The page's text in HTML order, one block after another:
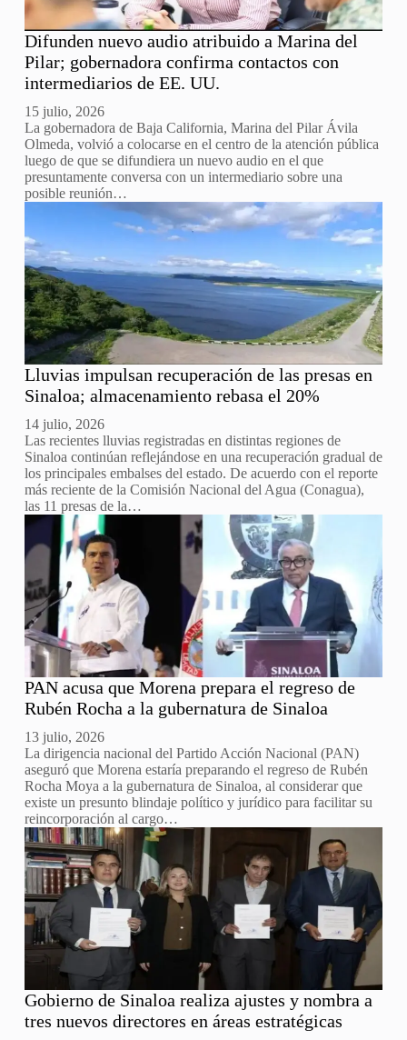
Difunden nuevo audio atribuido a Marina del
Pilar; gobernadora confirma contactos con
intermediarios de EE. UU.
15 julio, 2026
La gobernadora de Baja California, Marina del Pilar Ávila
Olmeda, volvió a colocarse en el centro de la atención pública
luego de que se difundiera un nuevo audio en el que
presuntamente conversa con un intermediario sobre una
posible reunión…
Lluvias impulsan recuperación de las presas en
Sinaloa; almacenamiento rebasa el 20%
14 julio, 2026
Las recientes lluvias registradas en distintas regiones de
Sinaloa continúan reflejándose en una recuperación gradual de
los principales embalses del estado. De acuerdo con el reporte
más reciente de la Comisión Nacional del Agua (Conagua),
las 11 presas de la…
PAN acusa que Morena prepara el regreso de
Rubén Rocha a la gubernatura de Sinaloa
13 julio, 2026
La dirigencia nacional del Partido Acción Nacional (PAN)
aseguró que Morena estaría preparando el regreso de Rubén
Rocha Moya a la gubernatura de Sinaloa, al considerar que
existe un presunto blindaje político y jurídico para facilitar su
reincorporación al cargo…
Gobierno de Sinaloa realiza ajustes y nombra a
tres nuevos directores en áreas estratégicas